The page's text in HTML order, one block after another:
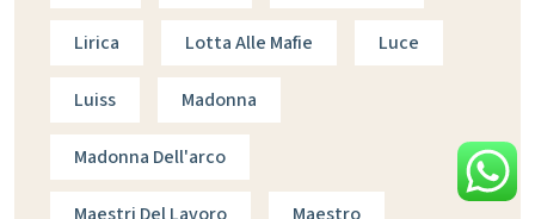
Lirica Lotta Alle Mafie Luce
Luiss Madonna
Madonna Dell'arco
Maestri Del Lavoro Maestro